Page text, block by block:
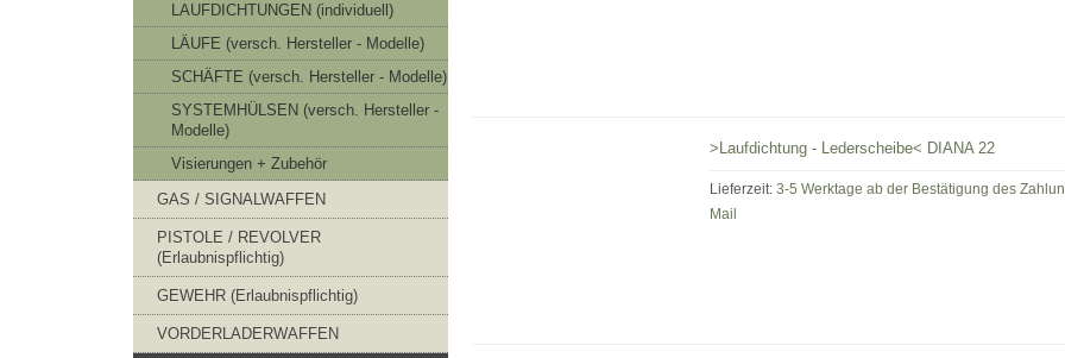
>Laufdichtung - Lederscheibe< DIANA 22
Lieferzeit:3-5 Werktage ab der Bestätigung des
Mail
LAUFDICHTUNGEN (individuell)
LÄUFE (versch. Hersteller - Modelle)
SCHÄFTE (versch. Hersteller - Modelle)
SYSTEMHÜLSEN (versch. Hersteller -
Modelle)
Visierungen + Zubehör
GAS / SIGNALWAFFEN
PISTOLE / REVOLVER
(Erlaubnispflichtig)
GEWEHR (Erlaubnispflichtig)
VORDERLADERWAFFEN